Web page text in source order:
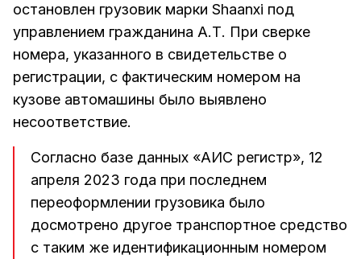
остановлен грузовик марки Shaanxi под
управлением гражданина А.Т. При сверке
номера, указанного в свидетельстве о
регистрации, с фактическим номером на
кузове автомашины было выявлено
несоответствие.
Согласно базе данных «АИС регистр», 12
апреля 2023 года при последнем
переоформлении грузовика было
досмотрено другое транспортное средство
с таким же идентификационным номером